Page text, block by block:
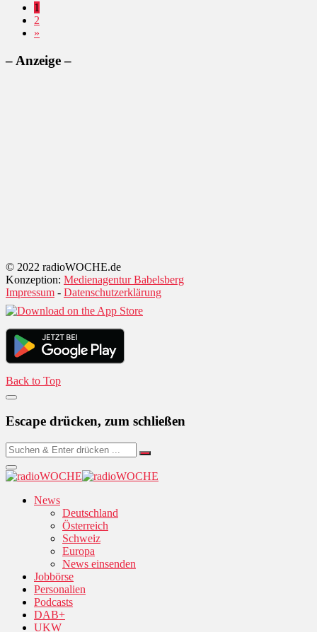
1
2
»
– Anzeige –
© 2022 radioWOCHE.de
Konzeption: Medienagentur Babelsberg
Impressum - Datenschutzerklärung
Back to Top
Escape drücken, zum schließen
News
Deutschland
Österreich
Schweiz
Europa
News einsenden
Jobbörse
Personalien
Podcasts
DAB+
UKW